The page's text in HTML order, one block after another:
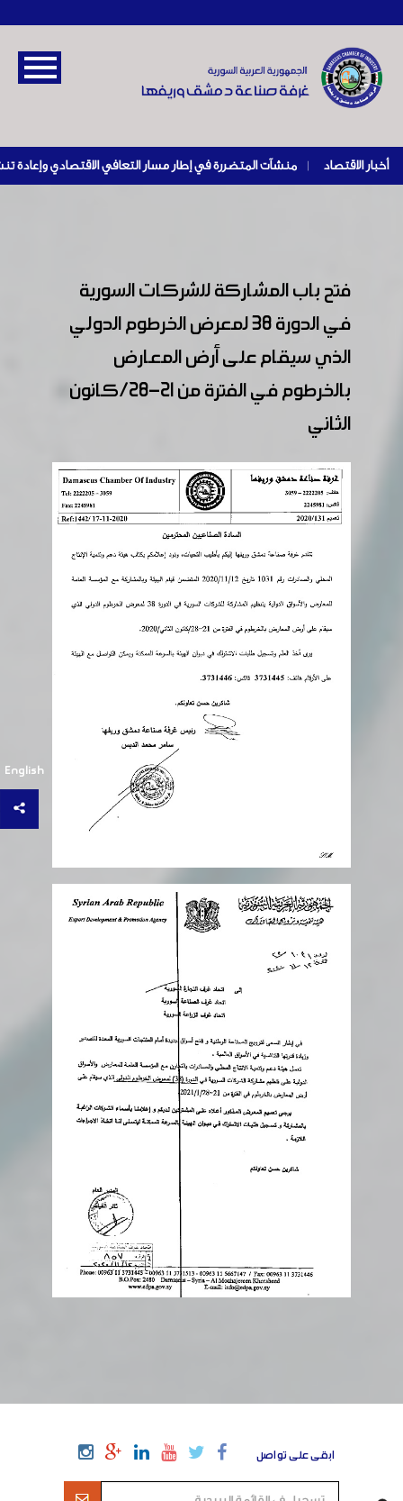
أخبار الاقتصاد |
English
فتح باب المشاركة للشركات السورية
في الدورة 38 لمعرض الخرطوم الدولي
الذي سيقام على أرض المعارض
بالخرطوم في الفترة من 21-28/كانون
الثاني
ابقى على تواصل